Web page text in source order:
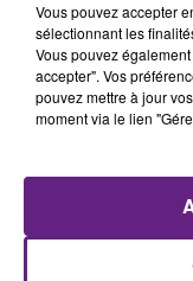
le projet de
Publié : 3 avril
Vous pouvez accepter
sélectionnant les
Vous pouvez
accepter". Vos
pouvez mettre à jour
moment via le lien